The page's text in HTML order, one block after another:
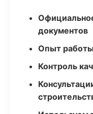
документов
Опыт
Контроль